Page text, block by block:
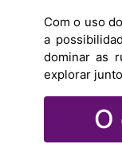
Com o uso
a
dominar as
explorar
O